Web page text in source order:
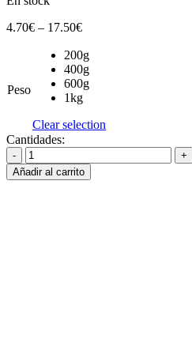
4.70€ – 17.50€
Peso
200g
400g
600g
1kg
Clear selection
Cantidades:
Añadir al carrito